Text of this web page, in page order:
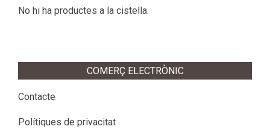
No hi ha productes a la cistella.
COMERÇ ELECTRÒNIC
Contacte
Polítiques de privacitat